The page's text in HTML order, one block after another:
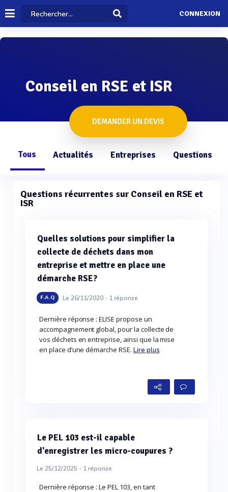
CONNEXION
Conseil en RSE et ISR
DEMANDER UN DEVIS
Tous Actualités Entreprises Questions
Questions récurrentes sur Conseil en RSE et
ISR
Quelles solutions pour simplifier la
collecte de déchets dans mon
entreprise et mettre en place une
démarche RSE?
F.A.Q Le 26/11/2020 - 1réponse
Dernière réponse : ELISE propose un
accompagnement global, pour la collecte de
vos déchets en entreprise, ainsi que la mise
en place d’une démarche RSE. Lire plus
Le PEL 103 est-il capable
d'enregistrer les micro-coupures ?
Le 25/12/2025 - 1réponse
Dernière réponse : Le PEL 103, en tant